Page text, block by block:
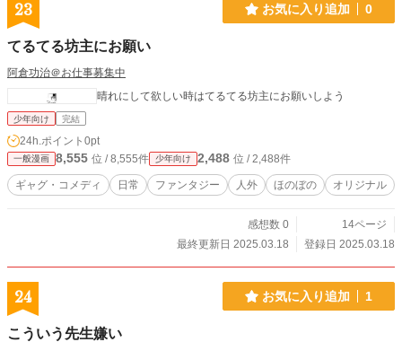
23 お気に入り追加 0
てるてる坊主にお願い
阿倉功治＠お仕事募集中
晴れにして欲しい時はてるてる坊主にお願いしよう
少年向け 完結
24h.ポイント 0pt
一般漫画 8,555 位 / 8,555件 少年向け 2,488 位 / 2,488件
ギャグ・コメディ 日常 ファンタジー 人外 ほのぼの オリジナル
感想数 0
14ページ
最終更新日 2025.03.18
登録日 2025.03.18
24 お気に入り追加 1
こういう先生嫌い